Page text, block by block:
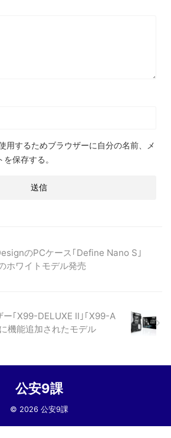
用するためブラウザーに自分の名前、メ
保存する。
のPCケース｢Define Nano S｣
ホワイトモデル発売
ー｢X99-DELUXE II｣｢X99-A
機能追加されたモデル
公安9課
© 2026 公安9課